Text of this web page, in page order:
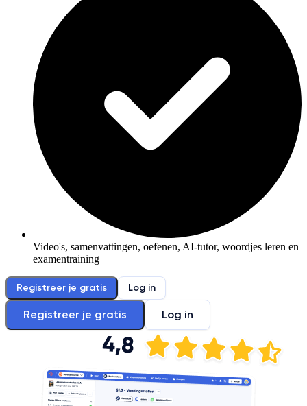
Video's, samenvattingen, oefenen, AI-tutor, woordjes leren en
examentraining
Registreer je gratis Log in
Registreer je gratis Log in